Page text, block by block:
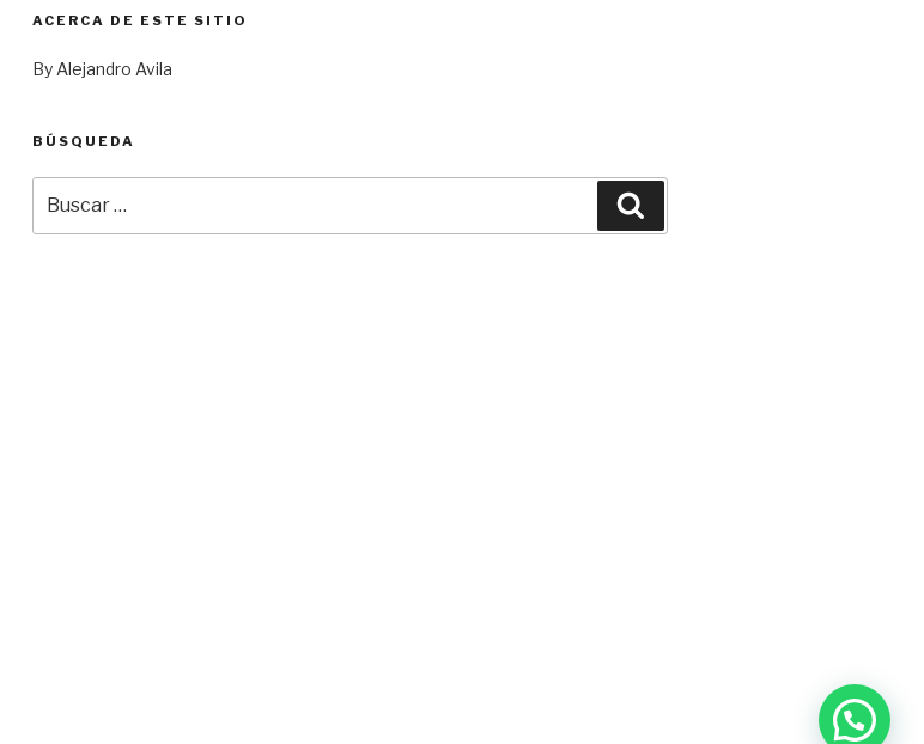
ACERCA DE ESTE SITIO
By Alejandro Avila
BÚSQUEDA
por: